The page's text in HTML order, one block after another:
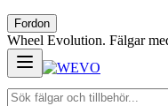
Fordon
Wheel Evolution. Fälgar